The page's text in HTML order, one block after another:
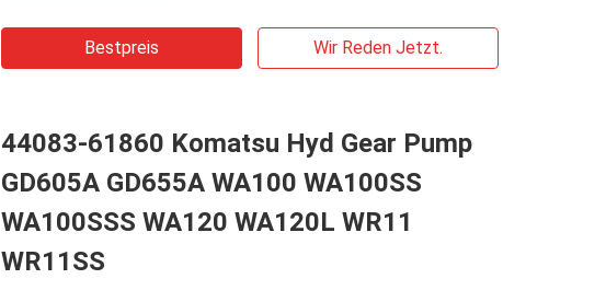
Bestpreis Wir Reden Jetzt.
44083-61860 Komatsu Hyd Gear Pump
GD605A GD655A WA100 WA100SS
WA100SSS WA120 WA120L WR11
WR11SS